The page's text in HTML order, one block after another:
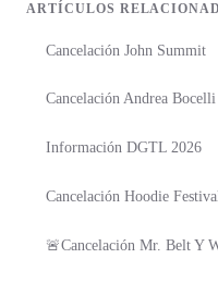
ARTÍCULOS
Cancelación John Summit
Cancelación Andrea Bocelli
Información DGTL 2026
Cancelación Hoodie Festival
🚨Cancelación Mr. Belt Y